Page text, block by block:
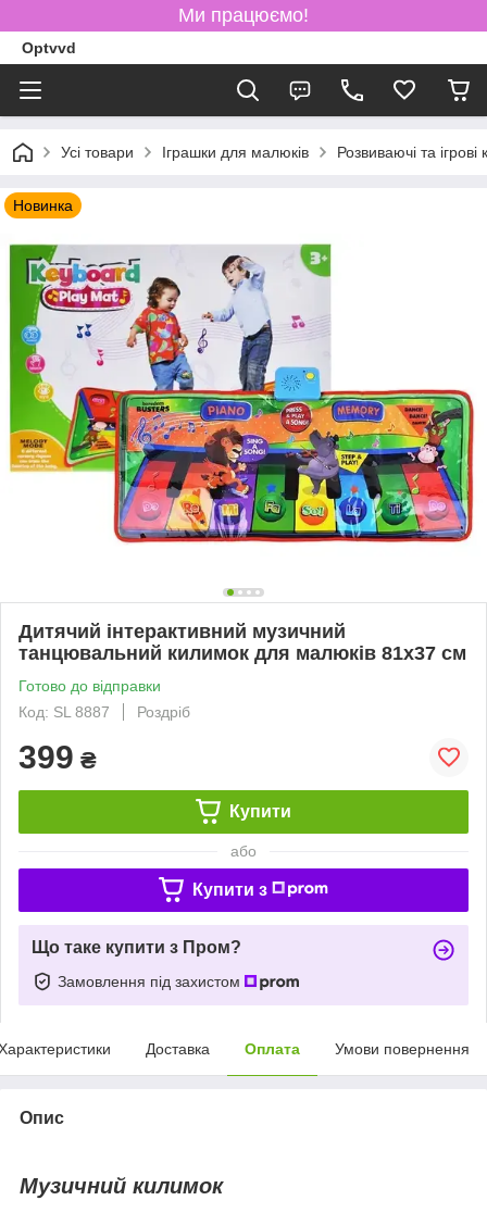
Ми працюємо!
Optvvd
Усі товари Іграшки для малюків Розвиваючі та ігрові
Новинка
Дитячий інтерактивний музичний
танцювальний килимок для малюків 81х37 см
Готово до відправки
Код: SL 8887
Роздріб
399 ₴
Купити
або
Купити з
Що таке купити з Пром?
Замовлення під захистом
Доставка Оплата Умови повернення
Опис
Музичний килимок